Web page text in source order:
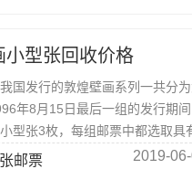
小型张回收价格
发行的敦煌壁画系列一共分为
年8月15日最后一组的发行期
型张3枚，每组邮票中都选取具
邮票 2019-